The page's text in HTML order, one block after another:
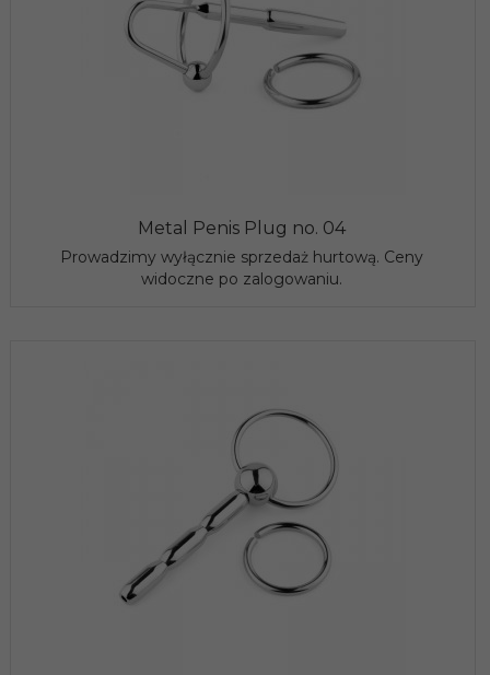
Metal Penis Plug no. 04
Prowadzimy wyłącznie sprzedaż hurtową. Ceny
widoczne po zalogowaniu.